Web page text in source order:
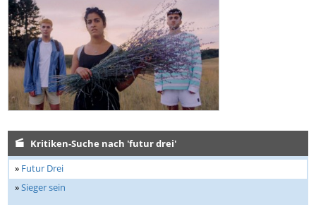
Kritiken-Suche nach 'futur drei'
» Futur Drei
»Sieger sein